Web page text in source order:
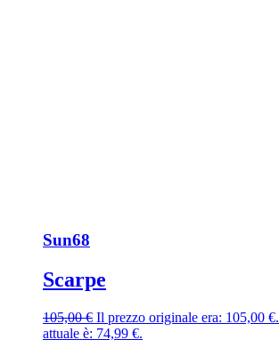
Sun68
Scarpe
105,00€ Il prezzo originale era: 105,00 €.
attuale è: 74,99 €.